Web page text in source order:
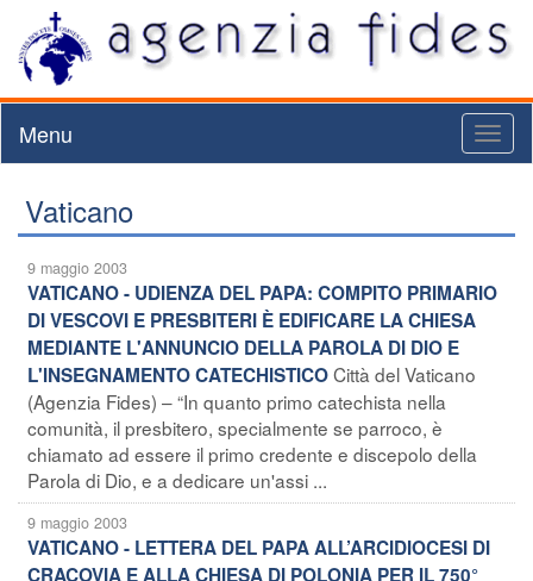
Menu
Vaticano
9 maggio 2003
VATICANO - UDIENZA DEL PAPA: COMPITO PRIMARIO
DI VESCOVI E PRESBITERI È EDIFICARE LA CHIESA
MEDIANTE L'ANNUNCIO DELLA PAROLA DI DIO E
L'INSEGNAMENTO CATECHISTICOCittà del Vaticano
(Agenzia Fides) – “In quanto primo catechista nella
comunità, il presbitero, specialmente se parroco, è
chiamato ad essere il primo credente e discepolo della
Parola di Dio, e a dedicare un'assi ...
9 maggio 2003
VATICANO - LETTERA DEL PAPA ALL’ARCIDIOCESI DI
CRACOVIA E ALLA CHIESA DI POLONIA PER IL 750°